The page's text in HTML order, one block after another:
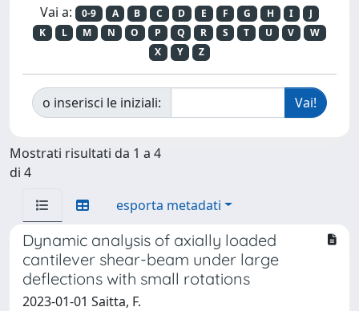
Vai a: 0-9 A B C D E F G H I
J
K
L M N O P Q R S T U V
W
X
Y Z
o inserisci le iniziali:
Mostrati risultati da 1 a 4
di 4
esporta metadati
Dynamic analysis of axially loaded
cantilever shear-beam under large
deflections with small rotations
2023-01-01 Saitta, F.